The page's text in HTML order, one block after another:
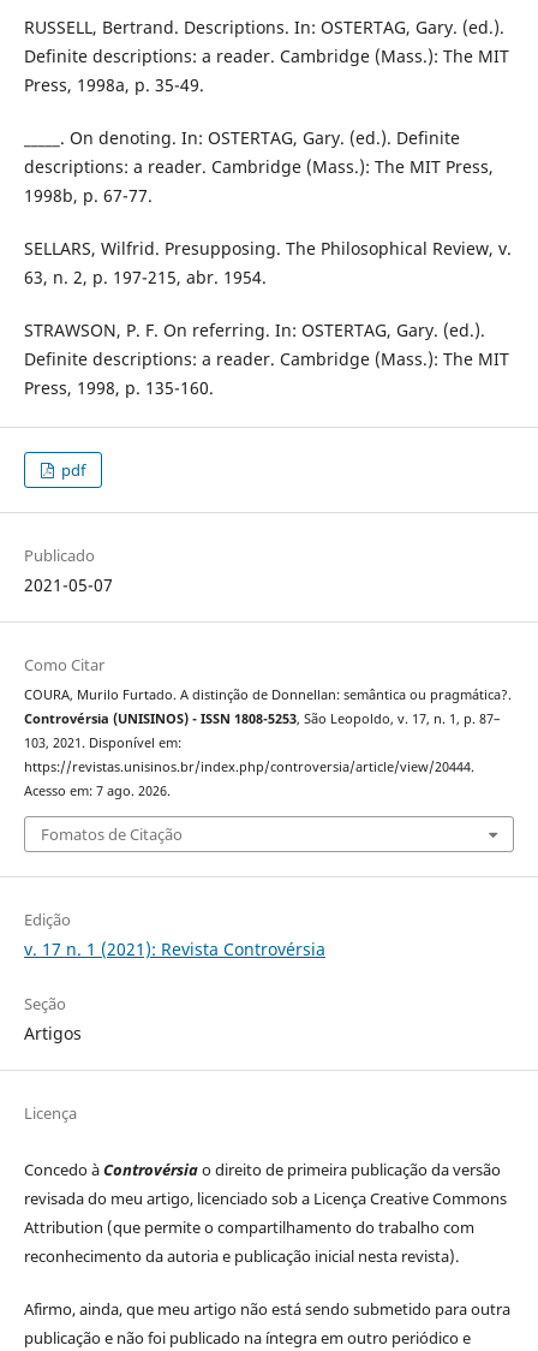
RUSSELL, Bertrand. Descriptions. In: OSTERTAG, Gary. (ed.).
Definite descriptions: a reader. Cambridge (Mass.): The MIT
Press, 1998a, p. 35-49.
_____. On denoting. In: OSTERTAG, Gary. (ed.). Definite
descriptions: a reader. Cambridge (Mass.): The MIT Press,
1998b, p. 67-77.
SELLARS, Wilfrid. Presupposing. The Philosophical Review, v.
63, n. 2, p. 197-215, abr. 1954.
STRAWSON, P. F. On referring. In: OSTERTAG, Gary. (ed.).
Definite descriptions: a reader. Cambridge (Mass.): The MIT
Press, 1998, p. 135-160.
pdf
Publicado
2021-05-07
Como Citar
COURA, Murilo Furtado. A distinção de Donnellan: semântica ou pragmática?.
Controvérsia (UNISINOS) - ISSN 1808-5253, São Leopoldo, v. 17, n. 1, p. 87–
103, 2021. Disponível em:
https://revistas.unisinos.br/index.php/controversia/article/view/20444.
Acesso em: 7 ago. 2026.
Fomatos de Citação
Edição
v. 17 n. 1 (2021): Revista Controvérsia
Seção
Artigos
Licença
Concedo àControvérsiao direito de primeira publicação da versão
revisada do meu artigo, licenciado sob a Licença Creative Commons
Attribution (que permite o compartilhamento do trabalho com
reconhecimento da autoria e publicação inicial nesta revista).
Afirmo, ainda, que meu artigo não está sendo submetido para outra
publicação e não foi publicado na íntegra em outro periódico e